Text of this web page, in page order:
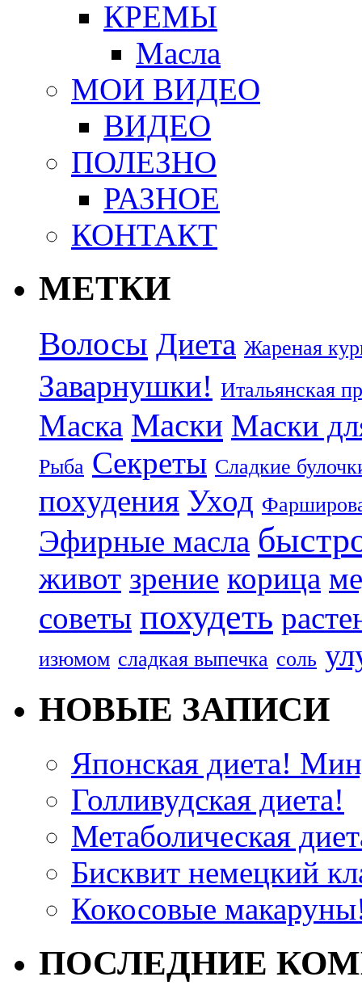
КРЕМЫ
Масла
МОИ ВИДЕО
ВИДЕО
ПОЛЕЗНО
РАЗНОЕ
КОНТАКТ
МЕТКИ
Волосы Диета Жареная
Заварнушки! Итальянская
Маска Маски Маски
Рыба Секреты Сладкие
похудения Уход
Эфирные масла
живот зрение корица
советы похудеть
изюмом сладкая выпечка соль
НОВЫЕ ЗАПИСИ
Японская диета!
Голливудская диета!
Метаболическая
Бисквит немецкий
Кокосовые
ПОСЛЕДНИЕ